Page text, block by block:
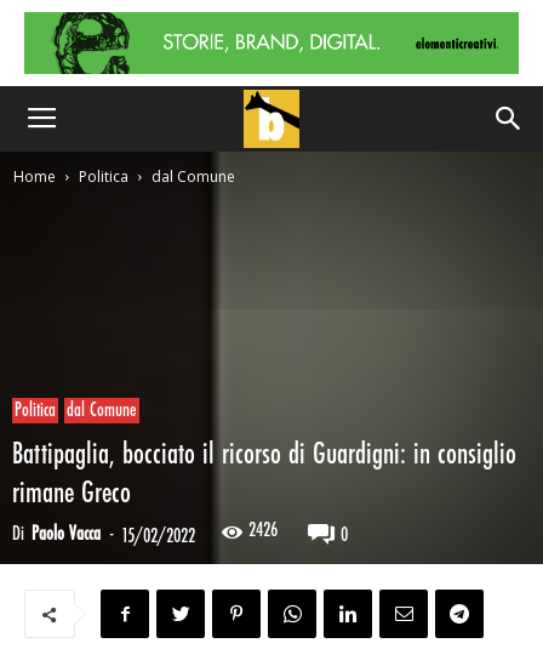
Home Politica dal Comune
Politica dal Comune
Battipaglia, bocciato il ricorso di Guardigni: in consiglio
rimane Greco
Di Paolo Vacca - 15/02/2022 2426 0